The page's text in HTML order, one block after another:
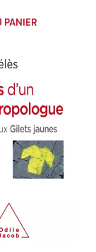
PANIER